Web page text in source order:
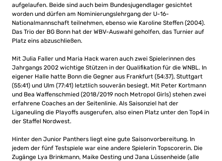
aufgelaufen. Beide sind auch beim Bundesjugendlager gesichtet
worden und dürfen am Nominierungslehrgang der U-16-
Nationalmannschaft teilnehmen, ebenso wie Karoline Steffen (2004).
Das Trio der BG Bonn hat der WBV-Auswahl geholfen, das Turnier auf
Platz eins abzuschließen.
Mit Julia Faller und Maria Hack waren auch zwei Spielerinnen des
Jahrgangs 2002 wichtige Stützen in der Qualifikation für die WNBL. In
eigener Halle hatte Bonn die Gegner aus Frankfurt (54:37), Stuttgart
(55:41) und Ulm (77:41) letztlich souverän besiegt. Mit Peter Kortmann
und Bea Waffenschmied (2018/2019 noch Metropol Girls) stehen zwei
erfahrene Coaches an der Seitenlinie. Als Saisonziel hat der
Liganeuling die Playoffs ausgerufen, also einen Platz unter den Top4 in
der Staffel Nordwest.
Hinter den Junior Panthers liegt eine gute Saisonvorbereitung. In
jedem der fünf Testspiele war eine andere Spielerin Topscorerin. Die
Zugänge Lya Brinkmann, Maike Oesting und Jana Lüssenheide (alle